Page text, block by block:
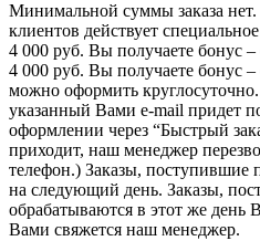
Минимальной суммы заказа
клиентов действует
4 000 руб. Вы получаете бонус –
4 000 руб. Вы получаете бонус –
можно оформить
указанный Вами e-mail придет
оформлении через “Быстрый
приходит, наш менеджер
телефон.) Заказы, поступившие
на следующий день. Заказы,
обрабатываются в этот же день
Вами свяжется наш менеджер.